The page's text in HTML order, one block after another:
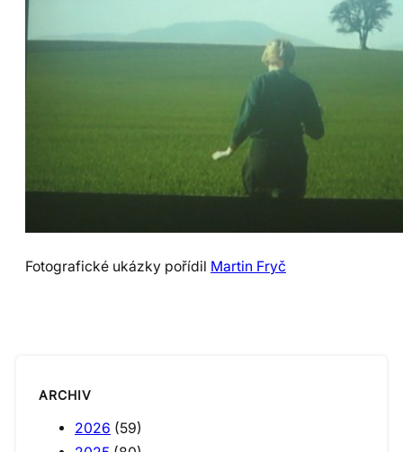
Fotografické ukázky pořídil Martin Fryč
ARCHIV
2026 (59)